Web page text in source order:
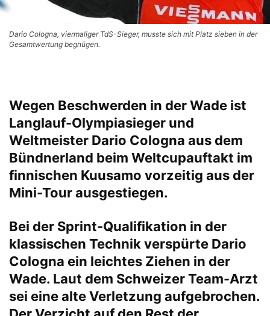
Dario Cologna, viermaliger TdS-Sieger, musste sich mit Platz sieben in der
Gesamtwertung begnügen.
Wegen Beschwerden in der Wade ist
Langlauf-Olympiasieger und
Weltmeister Dario Cologna aus dem
Bündnerland beim Weltcupauftakt im
finnischen Kuusamo vorzeitig aus der
Mini-Tour ausgestiegen.
Bei der Sprint-Qualifikation in der
klassischen Technik verspürte Dario
Cologna ein leichtes Ziehen in der
Wade. Laut dem Schweizer Team-Arzt
sei eine alte Verletzung aufgebrochen.